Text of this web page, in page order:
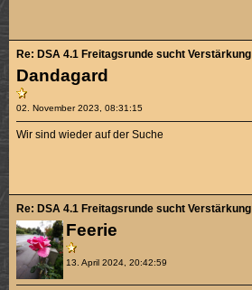
Dandagard
02. November 2023, 08:31:15
Re: DSA 4.1 Freitagsrunde sucht Verstärkung
Wir sind wieder auf der Suche
Feerie
13. April 2024, 20:42:59
Re: DSA 4.1 Freitagsrunde sucht Verstärkung